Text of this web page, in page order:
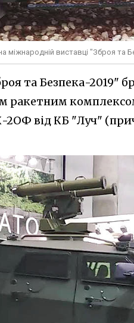
міжнародній виставці "Зброя та
та Безпека-2019"
ракетним
від КБ "Луч"